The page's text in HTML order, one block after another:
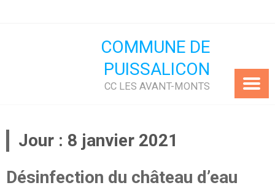
COMMUNE DE
PUISSALICON
CC LES AVANT-MONTS
Jour : 8 janvier 2021
Désinfection du château d’eau